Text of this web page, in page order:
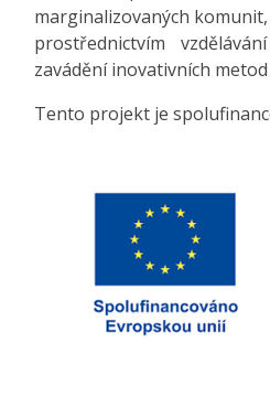
marginalizovaných
prostřednictvím
zavádění inovativních
Tento projekt je